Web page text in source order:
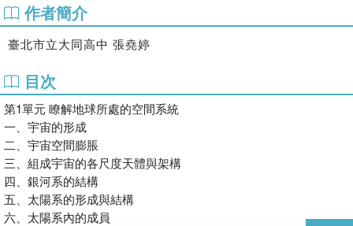
作者簡介
臺北市立大同高中 張堯婷
目次
第1單元 瞭解地球所處的空間系統
一、宇宙的形成
二、宇宙空間膨脹
三、組成宇宙的各尺度天體與架構
四、銀河系的結構
五、太陽系的形成與結構
六、太陽系內的成員